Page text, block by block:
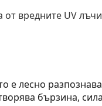
вредните UV
е лесно
бързина,